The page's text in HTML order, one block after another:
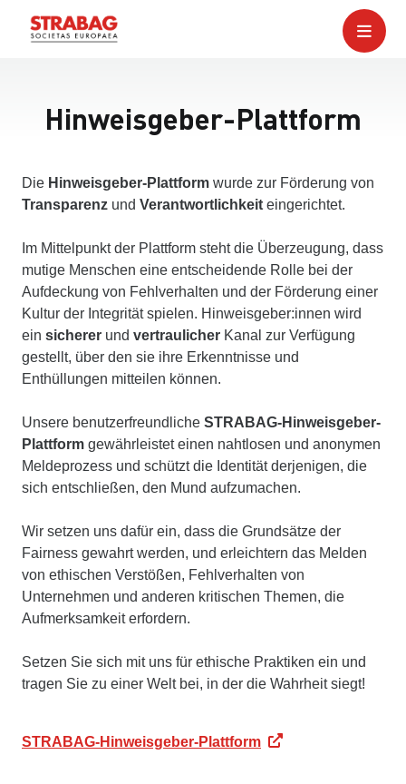
Hinweisgeber-Plattform
Die Hinweisgeber-Plattform wurde zur Förderung von
Transparenz und Verantwortlichkeit eingerichtet.
Im Mittelpunkt der Plattform steht die Überzeugung, dass
mutige Menschen eine entscheidende Rolle bei der
Aufdeckung von Fehlverhalten und der Förderung einer
Kultur der Integrität spielen. Hinweisgeber:innen wird
ein sicherer und vertraulicher Kanal zur Verfügung
gestellt, über den sie ihre Erkenntnisse und
Enthüllungen mitteilen können.
Unsere benutzerfreundliche STRABAG-Hinweisgeber-
Plattform gewährleistet einen nahtlosen und anonymen
Meldeprozess und schützt die Identität derjenigen, die
sich entschließen, den Mund aufzumachen.
Wir setzen uns dafür ein, dass die Grundsätze der
Fairness gewahrt werden, und erleichtern das Melden
von ethischen Verstößen, Fehlverhalten von
Unternehmen und anderen kritischen Themen, die
Aufmerksamkeit erfordern.
Setzen Sie sich mit uns für ethische Praktiken ein und
tragen Sie zu einer Welt bei, in der die Wahrheit siegt!
STRABAG-Hinweisgeber-Plattform